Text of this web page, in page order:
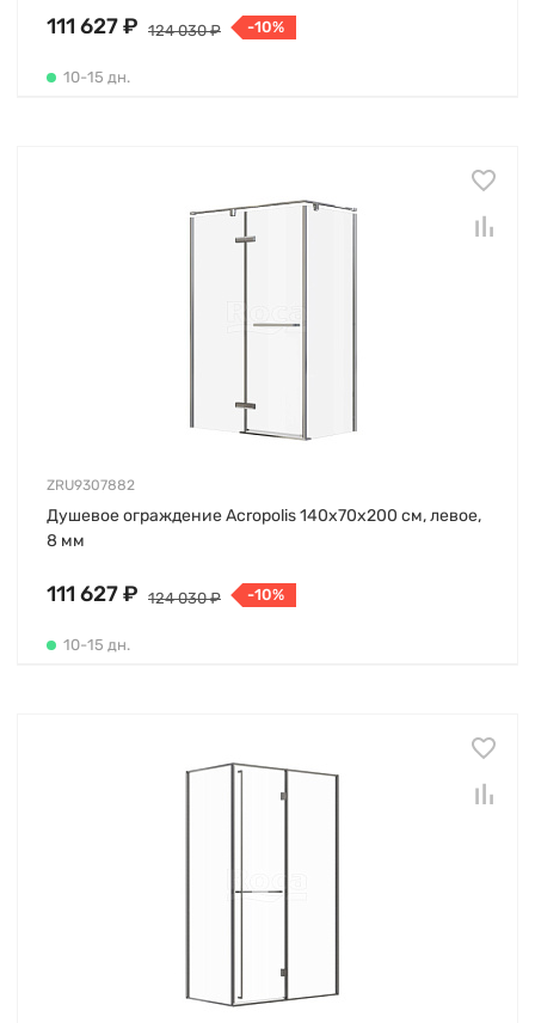
111 627 ₽ 124 030 ₽ -10%
10-15 дн.
ZRU9307882
Душевое ограждение Acropolis 140х70х200 см, левое,
8 мм
111 627 ₽ 124 030 ₽ -10%
10-15 дн.